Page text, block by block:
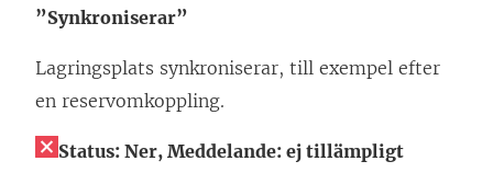
”Synkroniserar”
Lagringsplats synkroniserar, till exempel efter
en reservomkoppling.
Status: Ner, Meddelande: ej tillämpligt